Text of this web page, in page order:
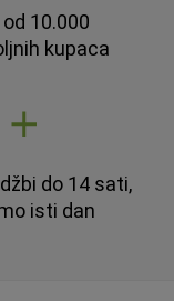
10.000
kupaca
do 14 sati,
isti dan